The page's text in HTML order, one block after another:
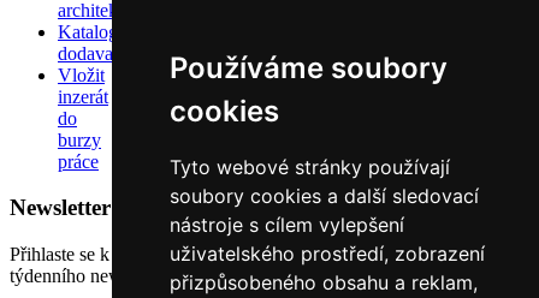
Používáme soubory
cookies
Tyto webové stránky používají
soubory cookies a další sledovací
nástroje s cílem vylepšení
uživatelského prostředí, zobrazení
přizpůsobeného obsahu a reklam,
architektů
Katalog
dodavatelů
Vložit
inzerát
do
burzy
práce
Newsletter
Přihlaste se k odběru našeho pravidelného
týdenního newsletteru: